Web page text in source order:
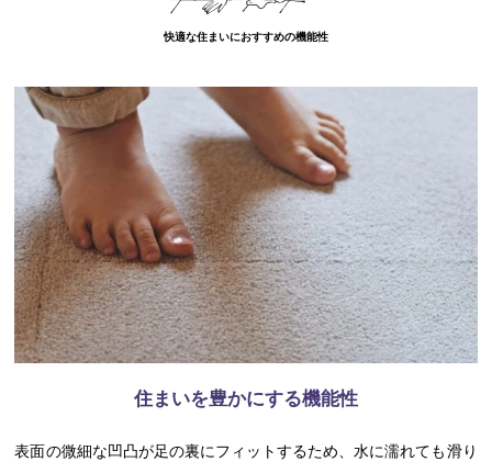
快適な住まいにおすすめの機能性
住まいを豊かにする機能性
表面の微細な凹凸が足の裏にフィットするため、水に濡れても滑り